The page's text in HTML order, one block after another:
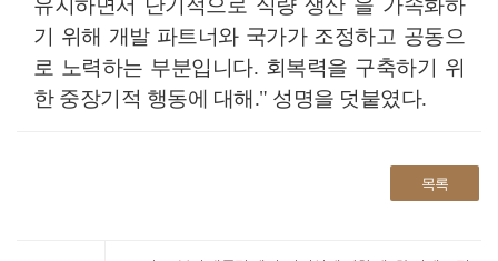
기 위해 개발 파트너와 국가가 조정하고 공동으
로 노력하는 부분입니다. 회복력을 구축하기 위
한 중장기적 행동에 대해." 성명을 덧붙였다.
목록